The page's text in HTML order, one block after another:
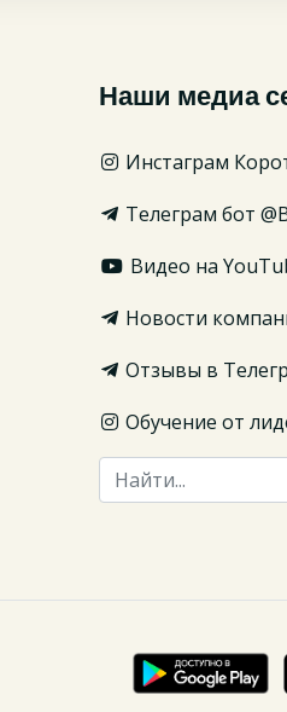
Наши медиа
Инстаграм
Телеграм бот
Видео на
Новости
Отзывы в
Обучение от